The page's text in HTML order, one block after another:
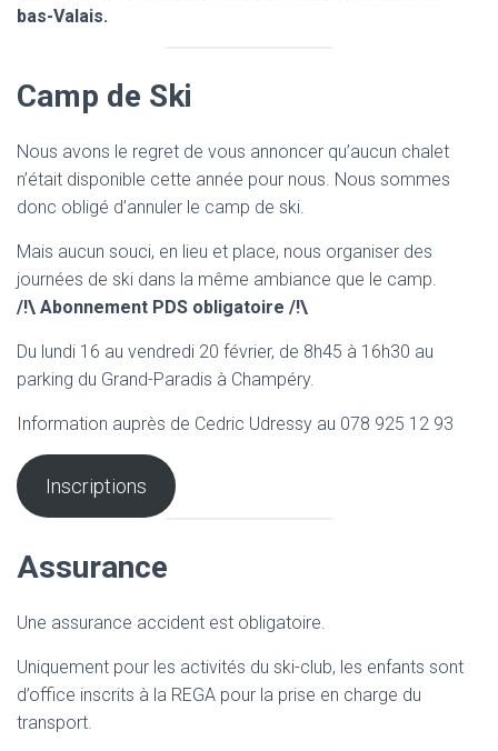
bas-Valais.
Camp de Ski
Nous avons le regret de vous annoncer qu’aucun chalet
n’était disponible cette année pour nous. Nous sommes
donc obligé d’annuler le camp de ski.
Mais aucun souci, en lieu et place, nous organiser des
journées de ski dans la même ambiance que le camp.
/!\ Abonnement PDS obligatoire /!\
Du lundi 16 au vendredi 20 février, de 8h45 à 16h30 au
parking du Grand-Paradis à Champéry.
Information auprès de Cedric Udressy au 078 925 12 93
Inscriptions
Assurance
Une assurance accident est obligatoire.
Uniquement pour les activités du ski-club, les enfants sont
d’office inscrits à la REGA pour la prise en charge du
transport.